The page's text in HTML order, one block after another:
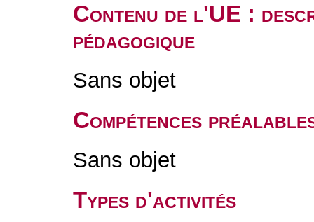
Contenu de l'UE :
pédagogique
Sans objet
Compétences
Sans objet
Types d'activités